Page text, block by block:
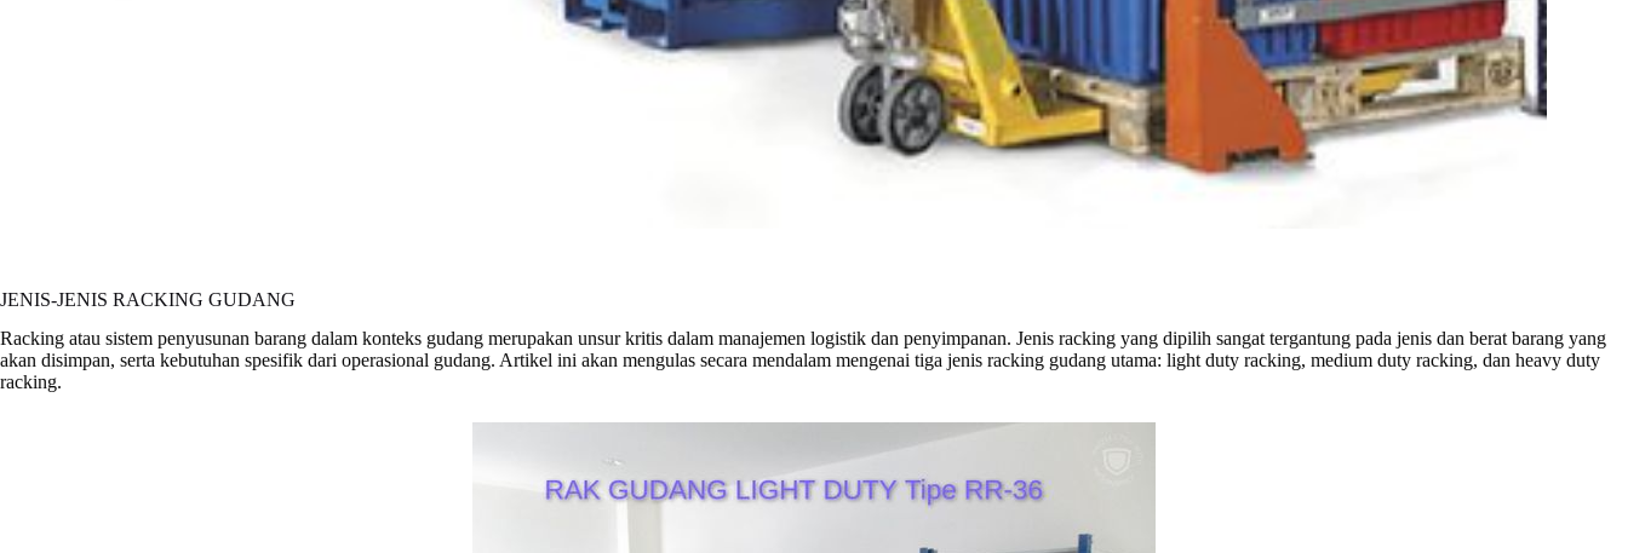
JENIS-JENIS RACKING GUDANG
Racking atau sistem penyusunan barang dalam konteks gudang merupakan unsur kritis dalam manajemen logistik dan penyimpanan. Jenis racking yang dipilih sangat tergantung pada jenis dan berat barang yang
akan disimpan, serta kebutuhan spesifik dari operasional gudang. Artikel ini akan mengulas secara mendalam mengenai tiga jenis racking gudang utama: light duty racking, medium duty racking, dan heavy duty
racking.